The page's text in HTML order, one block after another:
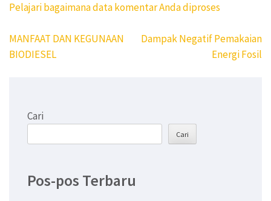
Pelajari bagaimana data komentar Anda diproses
Navigasi
pos
MANFAAT DAN KEGUNAAN
BIODIESEL
Dampak Negatif Pemakaian
Energi Fosil
Cari
Cari
Pos-pos Terbaru